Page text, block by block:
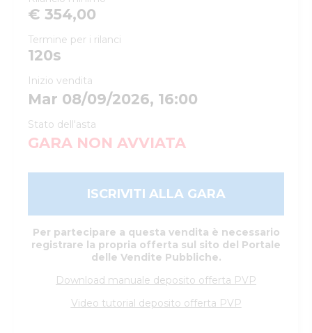
€ 354,00
Termine per i rilanci
120s
Inizio vendita
Mar 08/09/2026, 16:00
Stato dell'asta
GARA NON AVVIATA
ISCRIVITI ALLA GARA
Per partecipare a questa vendita è necessario
registrare la propria offerta sul sito del Portale
delle Vendite Pubbliche.
Download manuale deposito offerta PVP
Video tutorial deposito offerta PVP